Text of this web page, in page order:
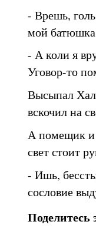
- Врешь,
мой батюшка
- А коли я
Уговор-то
Высыпал
вскочил на
А помещик и
свет стоит
- Ишь,
сословие
Поделитесь